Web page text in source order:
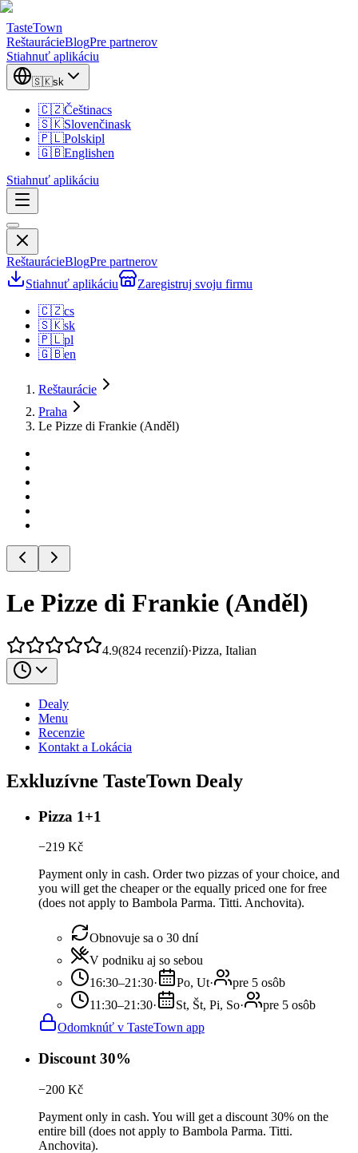
TasteTown
ReštaurácieBlogPre partnerov
Stiahnuť aplikáciu
🇸🇰sk
🇨🇿Češtinacs
🇸🇰Slovenčinask
🇵🇱Polskipl
🇬🇧Englishen
Stiahnuť aplikáciu
ReštaurácieBlogPre partnerov
Stiahnuť aplikáciu
Zaregistruj svoju firmu
🇨🇿cs
🇸🇰sk
🇵🇱pl
🇬🇧en
Reštaurácie
Praha
Le Pizze di Frankie (Anděl)
Le Pizze di Frankie (Anděl)
4.9(824 recenzií)·Pizza, Italian
Dealy
Menu
Recenzie
Kontakt a Lokácia
Exkluzívne TasteTown Dealy
Pizza 1+1
−219 Kč
Payment only in cash. Order two pizzas of your choice, and
you will get the cheaper or the equally priced one for free
(does not apply to Bambola Parma. Titti. Anchovita).
Obnovuje sa o 30 dní
V podniku aj so sebou
16:30–21:30· Po, Ut·
pre 5 osôb
11:30–21:30· St, Št, Pi, So·
pre 5 osôb
Odomknúť v TasteTown app
Discount 30%
−200 Kč
Payment only in cash. You will get a discount 30% on the
entire bill (does not apply to Bambola Parma. Titti.
Anchovita).